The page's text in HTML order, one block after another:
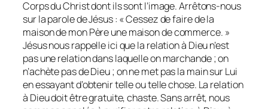
Corps du Christ dont ils sont l’image. Arrêtons-nous
sur la parole de Jésus : « Cessez de faire de la
maison de mon Père une maison de commerce. »
Jésus nous rappelle ici que la relation à Dieu n’est
pas une relation dans laquelle on marchande ; on
n’achète pas de Dieu ; on ne met pas la main sur Lui
en essayant d’obtenir telle ou telle chose. La relation
à Dieu doit être gratuite, chaste. Sans arrêt, nous